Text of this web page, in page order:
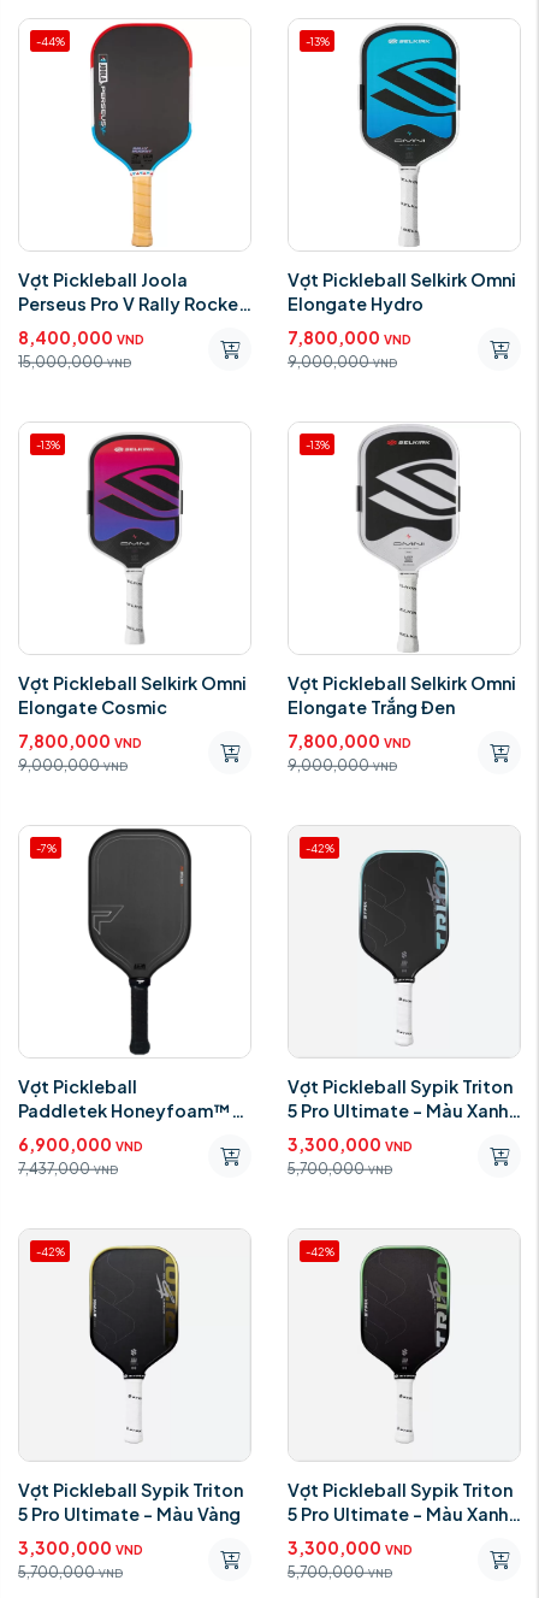
-44%
Vợt Pickleball Joola
Perseus Pro V Rally Rocket
16mm
8,400,000 VND
15,000,000 VND
-13%
Vợt Pickleball Selkirk Omni
Elongate Hydro
7,800,000 VND
9,000,000 VND
-13%
Vợt Pickleball Selkirk Omni
Elongate Cosmic
7,800,000 VND
9,000,000 VND
-13%
Vợt Pickleball Selkirk Omni
Elongate Trắng Đen
7,800,000 VND
9,000,000 VND
-7%
Vợt Pickleball
Paddletek Honeyfoam™
TKO-X 16mm
6,900,000 VND
7,437,000 VND
-42%
Vợt Pickleball Sypik Triton
5 Pro Ultimate - Màu Xanh
Dương
3,300,000 VND
5,700,000 VND
-42%
Vợt Pickleball Sypik Triton
5 Pro Ultimate - Màu Vàng
3,300,000 VND
5,700,000 VND
-42%
Vợt Pickleball Sypik Triton
5 Pro Ultimate - Màu Xanh
Lá
3,300,000 VND
5,700,000 VND